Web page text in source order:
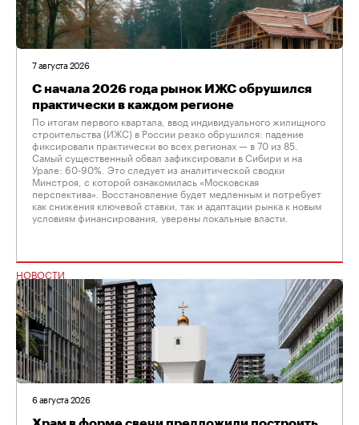
7 августа 2026
С начала 2026 года рынок ИЖС обрушился
практически в каждом регионе
По итогам первого квартала, ввод индивидуального жилищного
строительства (ИЖС) в России резко обрушился: падение
фиксировали практически во всех регионах — в 70 из 85.
Самый существенный обвал зафиксировали в Сибири и на
Урале: 60-90%. Это следует из аналитической сводки
Минстроя, с которой ознакомилась «Московская
перспектива». Восстановление будет медленным и потребует
как снижения ключевой ставки, так и адаптации рынка к новым
условиям финансирования, уверены локальные власти.
НОВОСТИ
6 августа 2026